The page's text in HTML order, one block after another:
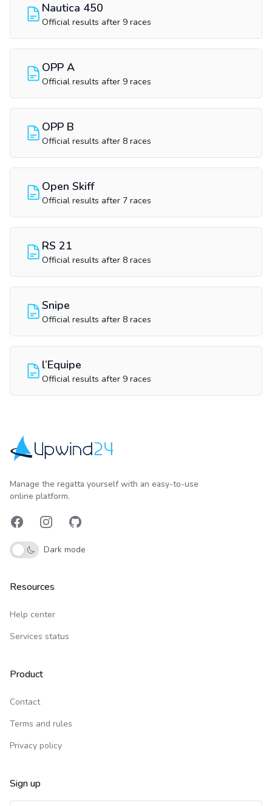
Nautica 450
Official results after 9 races
OPP A
Official results after 9 races
OPP B
Official results after 8 races
Open Skiff
Official results after 7 races
RS 21
Official results after 8 races
Snipe
Official results after 8 races
l’Equipe
Official results after 9 races
Manage the regatta yourself with an easy-to-use
online platform.
FacebookInstagramGitHub
Dark mode
Resources
Help center
Services status
Product
Contact
Terms and rules
Privacy policy
Sign up